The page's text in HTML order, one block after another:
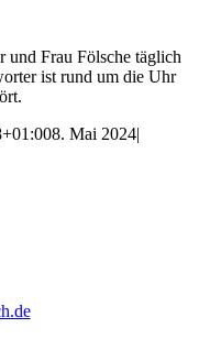
und Frau Fölsche täglich
ist rund um die Uhr
8. Mai 2024|